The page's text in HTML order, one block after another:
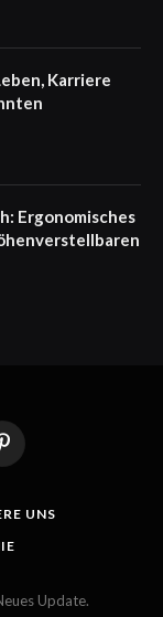
Karriere
Ergonomisches
Pinterest
UNS
Update.